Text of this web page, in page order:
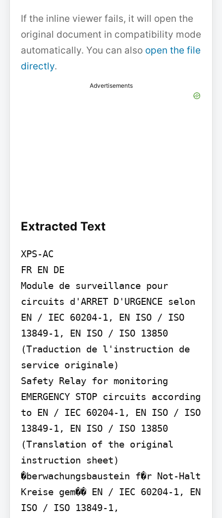
If the inline viewer fails, it will open the
original document in compatibility mode
automatically. You can also open the file
directly.
Advertisements
Extracted Text
XPS-AC
FR EN DE
Module de surveillance pour
circuits d'ARRET D'URGENCE selon
EN / IEC 60204-1, EN ISO / ISO
13849-1, EN ISO / ISO 13850
(Traduction de l'instruction de
service originale)
Safety Relay for monitoring
EMERGENCY STOP circuits according
to EN / IEC 60204-1, EN ISO / ISO
13849-1, EN ISO / ISO 13850
(Translation of the original
instruction sheet)
�berwachungsbaustein f�r Not-Halt
Kreise gem�� EN / IEC 60204-1, EN
ISO / ISO 13849-1,